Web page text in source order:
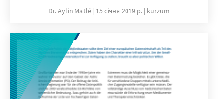
angekündigt, sein Land aufgrund der
aus dem Vertrag führen zu wollen. Vor diesem
Hintergrund wird im vorliegenden Papier
analysiert, welche militärpolitischen
Implikationen die russischen
Vertragsverletzungen sowie eine (beidseitige)
Aufkündigung des INF haben könnten.
Dr. Aylin Matlé 15 січня 2019 р. kurzum